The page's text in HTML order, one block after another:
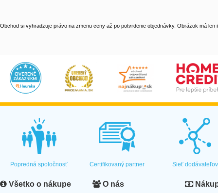
Obchod si vyhradzuje právo na zmenu ceny až po potvrdenie objednávky. Obrázok má len
Popredná spoločnosť Certifikovaný partner Sieť dodávateľov
Všetko o nákupe O nás